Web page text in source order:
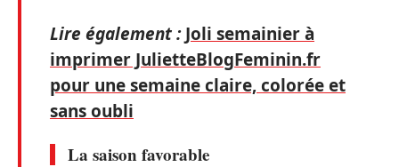
Lire également : Joli semainier à
imprimer JulietteBlogFeminin.fr
pour une semaine claire, colorée et
sans oubli
La saison favorable